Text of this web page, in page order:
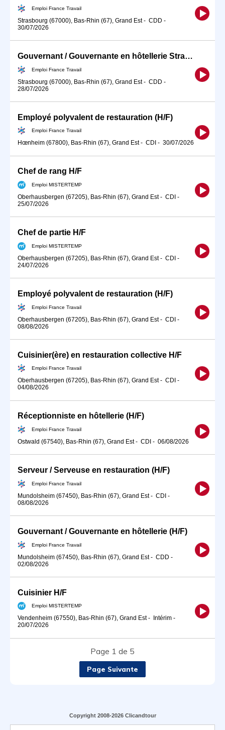
Emploi France Travail
Strasbourg (67000), Bas-Rhin (67), Grand Est- CDD -
30/07/2026
Gouvernant / Gouvernante en hôtellerie Strasbourg (H/F)
Emploi France Travail
Strasbourg (67000), Bas-Rhin (67), Grand Est- CDD -
28/07/2026
Employé polyvalent de restauration (H/F)
Emploi France Travail
Hœnheim (67800), Bas-Rhin (67), Grand Est- CDI - 30/07/2026
Chef de rang H/F
Emploi MISTERTEMP
Oberhausbergen (67205), Bas-Rhin (67), Grand Est- CDI -
25/07/2026
Chef de partie H/F
Emploi MISTERTEMP
Oberhausbergen (67205), Bas-Rhin (67), Grand Est- CDI -
24/07/2026
Employé polyvalent de restauration (H/F)
Emploi France Travail
Oberhausbergen (67205), Bas-Rhin (67), Grand Est- CDI -
08/08/2026
Cuisinier(ère) en restauration collective H/F
Emploi France Travail
Oberhausbergen (67205), Bas-Rhin (67), Grand Est- CDI -
04/08/2026
Réceptionniste en hôtellerie (H/F)
Emploi France Travail
Ostwald (67540), Bas-Rhin (67), Grand Est- CDI - 06/08/2026
Serveur / Serveuse en restauration (H/F)
Emploi France Travail
Mundolsheim (67450), Bas-Rhin (67), Grand Est- CDI -
08/08/2026
Gouvernant / Gouvernante en hôtellerie (H/F)
Emploi France Travail
Mundolsheim (67450), Bas-Rhin (67), Grand Est- CDD -
02/08/2026
Cuisinier H/F
Emploi MISTERTEMP
Vendenheim (67550), Bas-Rhin (67), Grand Est- Intérim -
20/07/2026
Page 1 de 5
Page Suivante
Copyright 2008-2026 Clicandtour